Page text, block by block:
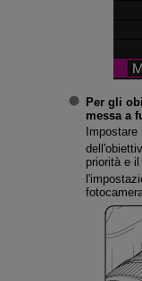
Per gli
messa a
Impostare
priorità e